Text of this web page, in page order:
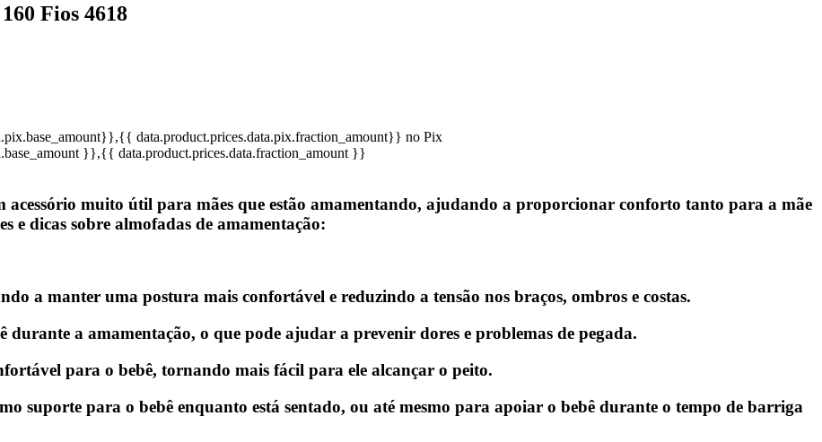
Fios 4618
,{{ data.product.prices.data.pix.fraction_amount}} no Pix
}},{{ data.product.prices.data.fraction_amount }}
acessório muito útil para mães que estão amamentando, ajudando a proporcionar conforto tanto para a mãe
e dicas sobre almofadas de amamentação:
a manter uma postura mais confortável e reduzindo a tensão nos braços, ombros e costas.
durante a amamentação, o que pode ajudar a prevenir dores e problemas de pegada.
para o bebê, tornando mais fácil para ele alcançar o peito.
suporte para o bebê enquanto está sentado, ou até mesmo para apoiar o bebê durante o tempo de barriga